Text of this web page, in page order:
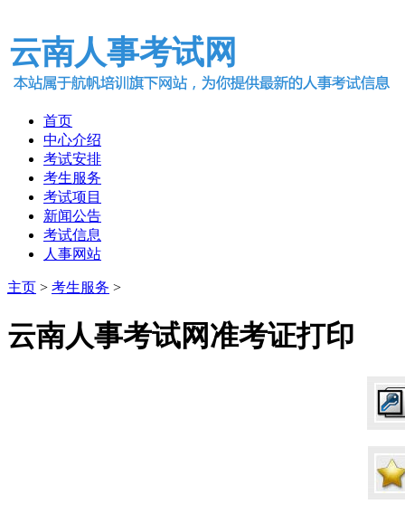
云南人事考试网
首页
中心介绍
考试安排
考生服务
考试项目
新闻公告
考试信息
人事网站
主页 > 考生服务 >
云南人事考试网准考证打印